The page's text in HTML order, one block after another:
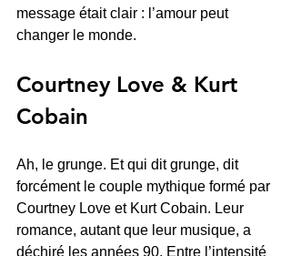
message était clair : l’amour peut
changer le monde.
Courtney Love & Kurt
Cobain
Ah, le grunge. Et qui dit grunge, dit
forcément le couple mythique formé par
Courtney Love et Kurt Cobain. Leur
romance, autant que leur musique, a
déchiré les années 90. Entre l’intensité